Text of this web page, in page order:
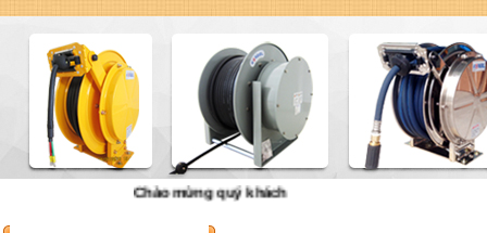
Chào mừng quý khách đến với công ty VNID Đại Việt